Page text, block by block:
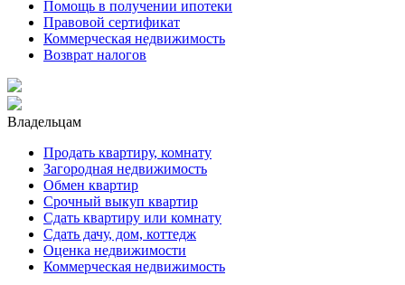
Помощь в получении ипотеки
Правовой сертификат
Коммерческая недвижимость
Возврат налогов
Владельцам
Продать квартиру, комнату
Загородная недвижимость
Обмен квартир
Срочный выкуп квартир
Сдать квартиру или комнату
Сдать дачу, дом, коттедж
Оценка недвижимости
Коммерческая недвижимость